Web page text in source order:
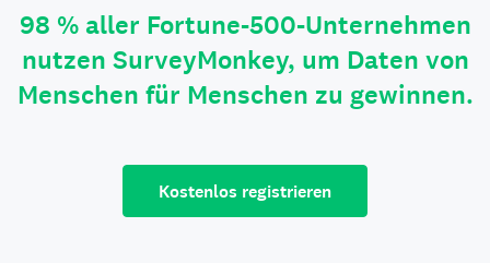
98 % aller Fortune-500-Unternehmen
nutzen SurveyMonkey, um Daten von
Menschen für Menschen zu gewinnen.
Kostenlos registrieren